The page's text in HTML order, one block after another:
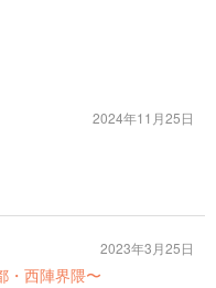
2024年11月25日
・西陣界隈〜
2023年3月25日